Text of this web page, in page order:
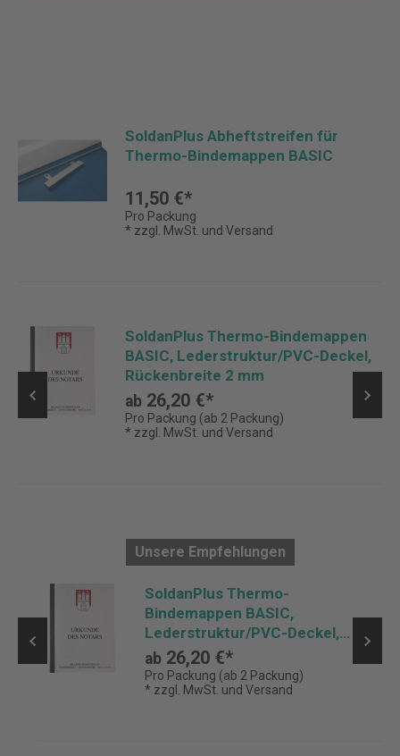
SoldanPlus Abheftstreifen für
Thermo-Bindemappen BASIC
11,50 €*
Pro Packung
* zzgl. MwSt. und Versand
SoldanPlus Thermo-Bindemappen
BASIC, Lederstruktur/PVC-Deckel,
Rückenbreite 2 mm
ab 26,20 €*
Pro Packung (ab 2 Packung)
* zzgl. MwSt. und Versand
Unsere Empfehlungen
SoldanPlus Thermo-
Bindemappen BASIC,
Lederstruktur/PVC-Deckel,
Rückenbreite 1,5 mm
ab 26,20 €*
Pro Packung (ab 2 Packung)
* zzgl. MwSt. und Versand